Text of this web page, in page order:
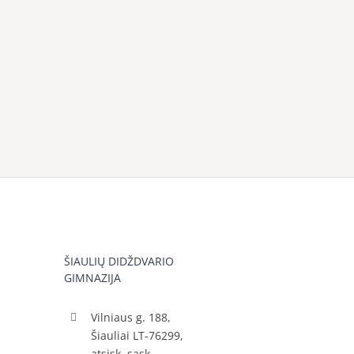
ŠIAULIŲ DIDŽDVARIO
GIMNAZIJA
Vilniaus g. 188,
Šiauliai LT-76299,